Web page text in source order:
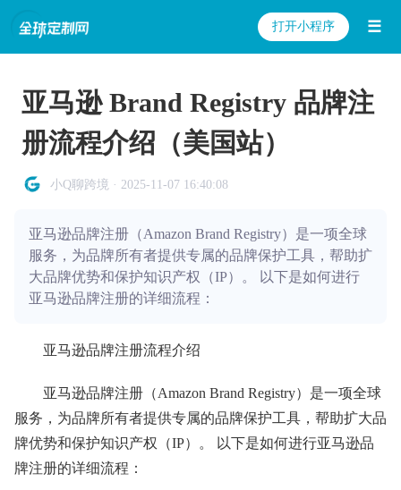
打开小程序 ☰
亚马逊 Brand Registry 品牌注
册流程介绍（美国站）
小Q聊跨境 · 2025-11-07 16:40:08
亚马逊品牌注册（Amazon Brand Registry）是一项全球
服务，为品牌所有者提供专属的品牌保护工具，帮助扩
大品牌优势和保护知识产权（IP）。 以下是如何进行
亚马逊品牌注册的详细流程：
亚马逊品牌注册流程介绍
亚马逊品牌注册（Amazon Brand Registry）是一项全球
服务，为品牌所有者提供专属的品牌保护工具，帮助扩大品
牌优势和保护知识产权（IP）。 以下是如何进行亚马逊品
牌注册的详细流程：